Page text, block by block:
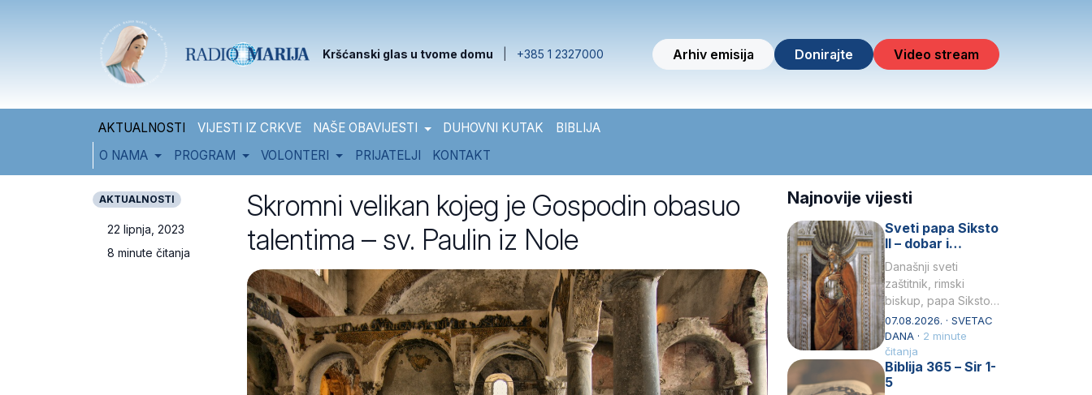
Kršćanski glas u tvome domu +385 1 2327000 Arhiv emisija Donirajte Video stream
AKTUALNOSTI VIJESTI IZ CRKVE NAŠE OBAVIJESTI DUHOVNI KUTAK
BIBLIJA
O NAMA
PROGRAM VOLONTERI PRIJATELJI KONTAKT
AKTUALNOSTI
22 lipnja, 2023
8 minute čitanja
Skromni velikan kojeg je Gospodin obasuo
talentima – sv. Paulin iz Nole
Najnovije vijesti
Sveti papa Siksto
II – dobar i
miroljubiv pastir
Današnji sveti
zaštitnik, rimski
biskup, papa Siksto
(Sixtus) II, prema
knjizi Liber
Pontificalis bio je
rođenjem Grk.
Obnovio je odnose s
07.08.2026. · SVETAC
DANA · 2 minute
čitanja
Biblija 365 – Sir 1-
5